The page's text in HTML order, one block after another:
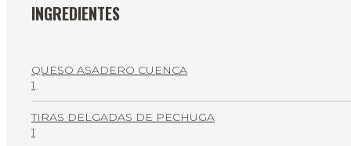
INGREDIENTES
QUESO ASADERO CUENCA
1
TIRAS DELGADAS DE PECHUGA
1